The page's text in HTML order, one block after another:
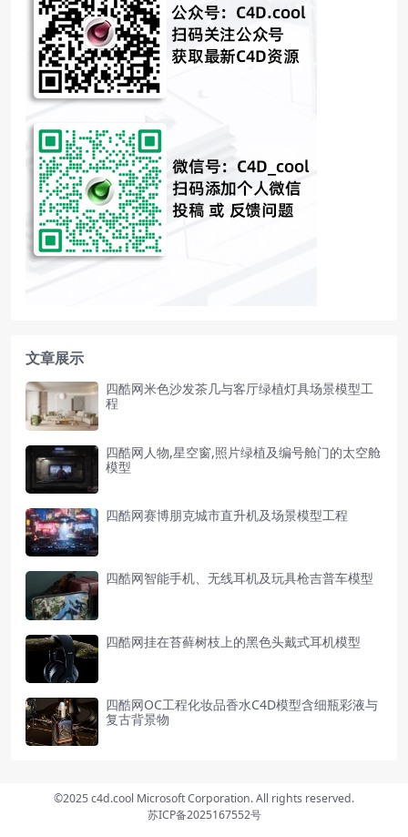
文章展示
四酷网米色沙发茶几与客厅绿植灯具场景模型工
程
四酷网人物,星空窗,照片绿植及编号舱门的太空舱
模型
四酷网赛博朋克城市直升机及场景模型工程
四酷网智能手机、无线耳机及玩具枪吉普车模型
四酷网挂在苔藓树枝上的黑色头戴式耳机模型
四酷网OC工程化妆品香水C4D模型含细瓶彩液与
复古背景物
©2025 c4d.cool Microsoft Corporation. All rights reserved.
苏ICP备2025167552号